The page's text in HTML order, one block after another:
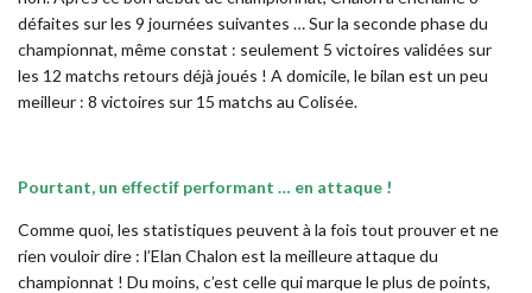
défaites sur les 9 journées suivantes … Sur la seconde phase du
championnat, même constat : seulement 5 victoires validées sur
les 12 matchs retours déjà joués ! A domicile, le bilan est un peu
meilleur : 8 victoires sur 15 matchs au Colisée.
Pourtant, un effectif performant … en attaque !
Comme quoi, les statistiques peuvent à la fois tout prouver et ne
rien vouloir dire : l’Elan Chalon est la meilleure attaque du
championnat ! Du moins, c’est celle qui marque le plus de points,